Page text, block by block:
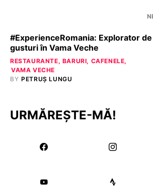
#ExperienceRomania: Explorator de
gusturi în Vama Veche
RESTAURANTE, BARURI, CAFENELE
VAMA VECHE
BY PETRUȘ LUNGU
URMĂREȘTE-MĂ!